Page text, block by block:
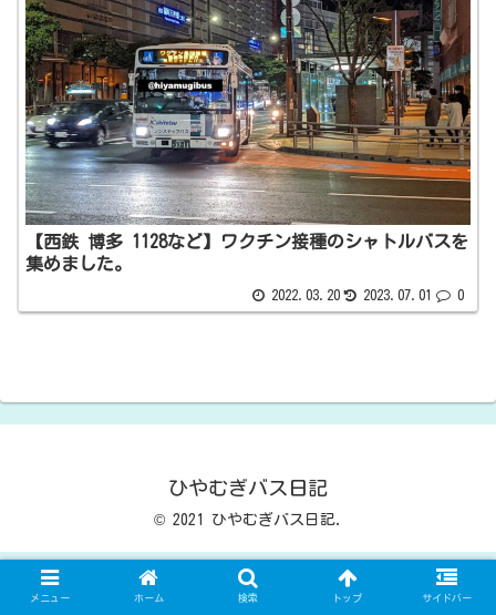
【西鉄 博多 1128など】ワクチン接種のシャトルバスを
集めました。
2022.03.20 2023.07.01 0
ひやむぎバス日記
© 2021 ひやむぎバス日記.
メニュー ホーム 検索 トップ サイドバー